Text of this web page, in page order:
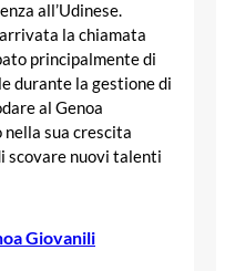
all’Udinese.
la chiamata
principalmente di
durante la gestione di
al Genoa
sua crescita
scovare nuovi talenti
Giovanili